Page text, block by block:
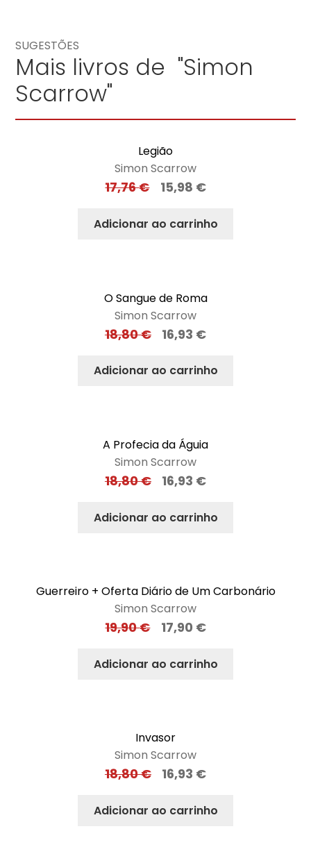
SUGESTÕES
Mais livros de "Simon
Scarrow"
Legião
Simon Scarrow
17,76€ 15,98 €
Adicionar ao carrinho
O Sangue de Roma
Simon Scarrow
18,80€ 16,93 €
Adicionar ao carrinho
A Profecia da Águia
Simon Scarrow
18,80€ 16,93 €
Adicionar ao carrinho
Guerreiro + Oferta Diário de Um Carbonário
Simon Scarrow
19,90€ 17,90 €
Adicionar ao carrinho
Invasor
Simon Scarrow
18,80€ 16,93 €
Adicionar ao carrinho